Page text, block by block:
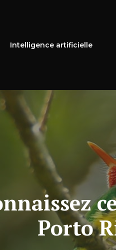
Intelligence artificielle
Porto